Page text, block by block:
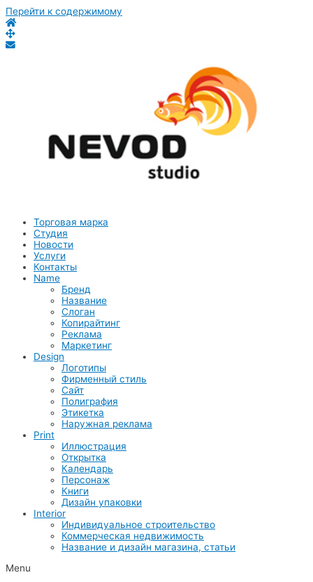
Перейти к содержимому
Торговая марка
Студия
Новости
Услуги
Контакты
Name
Бренд
Название
Слоган
Копирайтинг
Реклама
Маркетинг
Design
Логотипы
Фирменный стиль
Сайт
Полиграфия
Этикетка
Наружная реклама
Print
Иллюстрация
Открытка
Календарь
Персонаж
Книги
Дизайн упаковки
Interior
Индивидуальное строительство
Коммерческая недвижимость
Название и дизайн магазина, статьи
Menu